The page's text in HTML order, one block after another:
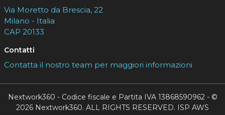
Via Moretto da Brescia, 22
Milano - Italia
CAP 20133
Contatti
Contatta il nostro team per maggiori informazioni
Nextwork360 - Codice fiscale e Partita IVA 13868590962 - ©
2026 Nextwork360. ALL RIGHTS RESERVED. ISP AWS